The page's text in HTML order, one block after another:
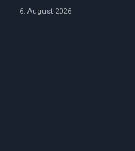
6. August 2026